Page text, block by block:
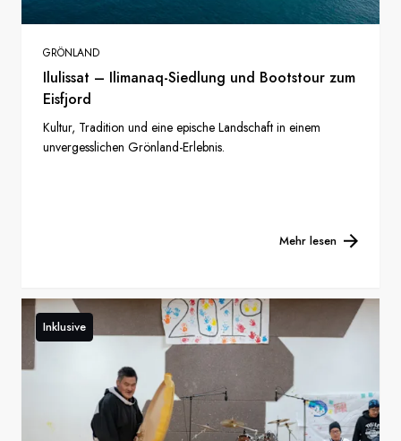
GRÖNLAND
Ilulissat – Ilimanaq-Siedlung und Bootstour zum
Eisfjord
Kultur, Tradition und eine epische Landschaft in einem
unvergesslichen Grönland-Erlebnis.
Mehr lesen
Inklusive